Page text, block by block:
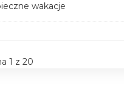
wakacje
1 z 20